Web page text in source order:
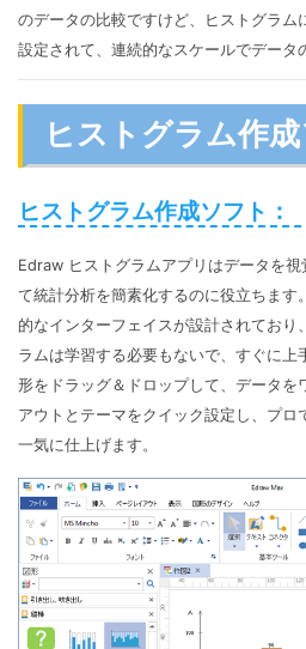
のデータの比較ですけど、ヒストグラム
設定されて、連続的なスケールでデータ
ヒストグラム作
ヒストグラム作成ソフト：
Edraw ヒストグラムアプリはデータを
て統計分析を簡素化するのに役立ちます
的なインターフェイスが設計されており
ラムは学習する必要もないで、すぐに上
形をドラッグ＆ドロップして、データを
アウトとテーマをクイック設定し、プロ
一気に仕上げます。